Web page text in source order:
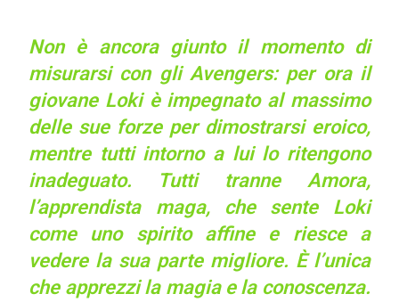
Non è ancora giunto il momento di
misurarsi con gli Avengers: per ora il
giovane Loki è impegnato al massimo
delle sue forze per dimostrarsi eroico,
mentre tutti intorno a lui lo ritengono
inadeguato. Tutti tranne Amora,
l’apprendista maga, che sente Loki
come uno spirito affine e riesce a
vedere la sua parte migliore. È l’unica
che apprezzi la magia e la conoscenza.